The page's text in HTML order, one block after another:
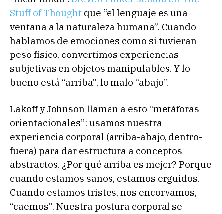
Stuff of Thought que “el lenguaje es una
ventana a la naturaleza humana”. Cuando
hablamos de emociones como si tuvieran
peso físico, convertimos experiencias
subjetivas en objetos manipulables. Y lo
bueno está “arriba”, lo malo “abajo”.
Lakoff y Johnson llaman a esto “metáforas
orientacionales”: usamos nuestra
experiencia corporal (arriba-abajo, dentro-
fuera) para dar estructura a conceptos
abstractos. ¿Por qué arriba es mejor? Porque
cuando estamos sanos, estamos erguidos.
Cuando estamos tristes, nos encorvamos,
“caemos”. Nuestra postura corporal se